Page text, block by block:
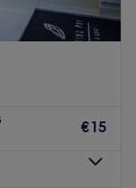
épilations,
intérieure, sa
ambiance
havre de paix
années
pourra vous
réalisés
€15